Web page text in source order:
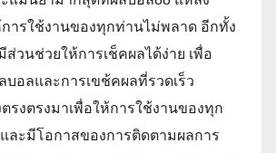
ารใช้งานของทุกท่านไม่พลาด อีกทั้ง
วนช่วยให้การเช็คผลได้ง่าย เพื่อ
บอลและการเขช้คผลที่รวดเร็ว
รงตรงมาเพื่อให้การใช้งานของทุก
ละมีโอกาสของการติดตามผลการ